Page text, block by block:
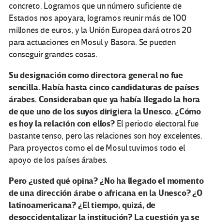
concreto. Logramos que un número suficiente de
Estados nos apoyara, logramos reunir más de 100
millones de euros, y la Unión Europea dará otros 20
para actuaciones en Mosul y Basora. Se pueden
conseguir grandes cosas.
Su designación como directora general no fue
sencilla. Había hasta cinco candidaturas de países
árabes. Consideraban que ya había llegado la hora
de que uno de los suyos dirigiera la Unesco. ¿Cómo
es hoy la relación con ellos?El periodo electoral fue
bastante tenso, pero las relaciones son hoy excelentes.
Para proyectos como el de Mosul tuvimos todo el
apoyo de los países árabes.
Pero ¿usted qué opina? ¿No ha llegado el momento
de una dirección árabe o africana en la Unesco? ¿O
latino­americana? ¿El tiempo, quizá, de
desoccidentalizar la institución? La cuestión ya se